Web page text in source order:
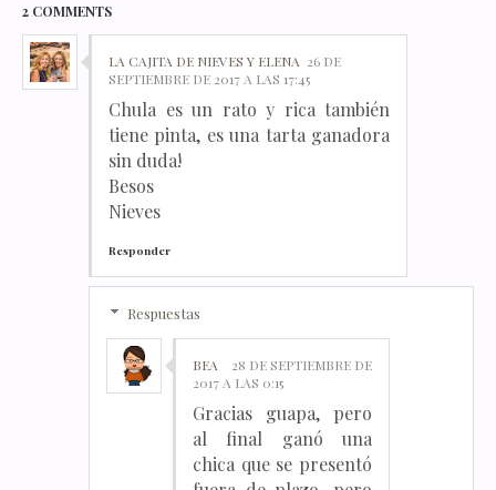
2 COMMENTS
LA CAJITA DE NIEVES Y ELENA 26 DE
SEPTIEMBRE DE 2017 A LAS 17:45
Chula es un rato y rica también
tiene pinta, es una tarta ganadora
sin duda!
Besos
Nieves
Responder
Respuestas
BEA
28 DE SEPTIEMBRE DE
2017 A LAS 0:15
Gracias guapa, pero
al final ganó una
chica que se presentó